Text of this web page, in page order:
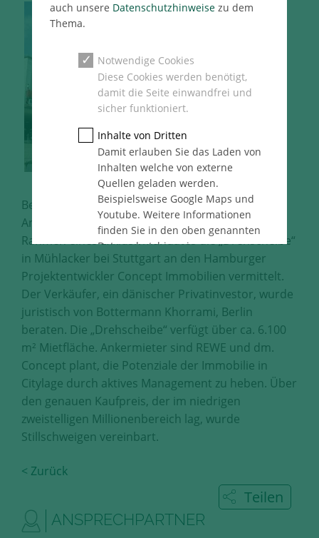
Berlin, 30.05.2018 – Das Berliner Team der
Angermann Investment Advisory AG hat im
Rahmen eines Exklusivmandates die „Drehscheibe“
in Mühlacker bei Stuttgart an den Hamburger
Projektentwickler Concept Immobilien vermittelt.
Der Verkäufer, ein dänischer Privatinvestor, wurde
juristisch von Bottermann Khorrami, Berlin
beraten. Die „Drehscheibe“ verfügt über ca. 6.100
m² Mietfläche. Ankermieter sind REWE und dm.
Concept plant, die Potenziale der Immobilie in
Citylage durch aktives Management zu heben. Über
den genauen Kaufpreis, der im niedrigen
zweistelligen Millionenbereich lag, wurde
Stillschweigen vereinbart.
< Zurück
Teilen
ANSPRECHPARTNER
auch unsere Datenschutzhinweisezu dem
Thema.
Notwendige Cookies
Diese Cookies werden benötigt,
damit die Seite einwandfrei und
sicher funktioniert.
Inhalte von Dritten
Damit erlauben Sie das Laden von
Inhalten welche von externe
Quellen geladen werden.
Beispielsweise Google Maps und
Youtube. Weitere Informationen
finden Sie in den oben genannten
Datenschutzhinweise.
Statistik
Diese Cookies erfassen anonyme
Statistik-Daten, wie zum Beispiel
die Anzahl der Besucher auf den
Seiten, Ihren Weg durch unseren
Internetauftritt oder das Gerät, mit
dem die Seiten angesehen werden.
Aufgrund dieser Statistiken können
wir unseren Webauftritt immer
wieder für unsere Besucher
optimieren.
Mehr über die genutzten Cookies erfahren